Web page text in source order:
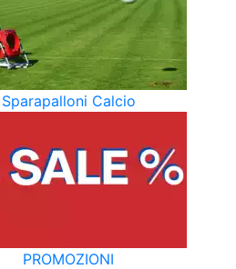
Sparapalloni Calcio
PROMOZIONI